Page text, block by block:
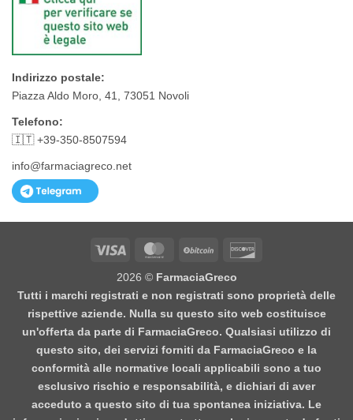
Indirizzo postale:
Piazza Aldo Moro, 41, 73051 Novoli
Telefono:
🇮🇹 +39-350-8507594
info@farmaciagreco.net
Visa MasterCardBitCoin
2026 © FarmaciaGreco
Tutti i marchi registrati e non registrati sono proprietà delle
rispettive aziende. Nulla su questo sito web costituisce
un'offerta da parte di FarmaciaGreco. Qualsiasi utilizzo di
questo sito, dei servizi forniti da FarmaciaGreco e la
conformità alle normative locali applicabili sono a tuo
esclusivo rischio e responsabilità, e dichiari di aver
acceduto a questo sito di tua spontanea iniziativa. Le